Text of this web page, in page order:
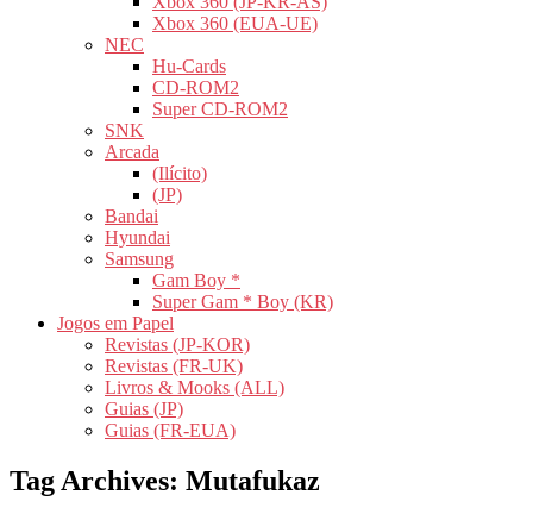
Xbox 360 (EUA-UE)
NEC
Hu-Cards
CD-ROM2
Super CD-ROM2
SNK
Arcada
(Ilícito)
(JP)
Bandai
Hyundai
Samsung
Gam Boy *
Super Gam * Boy (KR)
Jogos em Papel
Revistas (JP-KOR)
Revistas (FR-UK)
Livros & Mooks (ALL)
Guias (JP)
Guias (FR-EUA)
Tag Archives: Mutafukaz